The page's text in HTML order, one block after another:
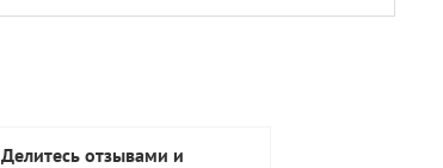
Делитесь отзывами и